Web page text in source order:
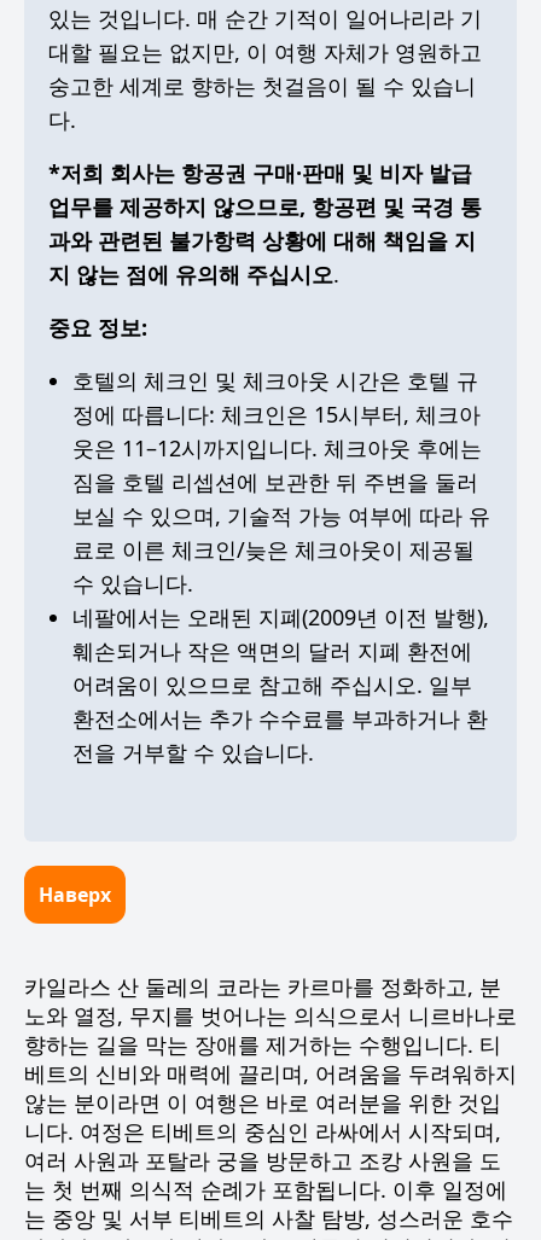
있는 것입니다. 매 순간 기적이 일어나리라 기
대할 필요는 없지만, 이 여행 자체가 영원하고
숭고한 세계로 향하는 첫걸음이 될 수 있습니
다.
*저희 회사는 항공권 구매·판매 및 비자 발급
업무를 제공하지 않으므로, 항공편 및 국경 통
과와 관련된 불가항력 상황에 대해 책임을 지
지 않는 점에 유의해 주십시오.
중요 정보:
호텔의 체크인 및 체크아웃 시간은 호텔 규
정에 따릅니다: 체크인은 15시부터, 체크아
웃은 11–12시까지입니다. 체크아웃 후에는
짐을 호텔 리셉션에 보관한 뒤 주변을 둘러
보실 수 있으며, 기술적 가능 여부에 따라 유
료로 이른 체크인/늦은 체크아웃이 제공될
수 있습니다.
네팔에서는 오래된 지폐(2009년 이전 발행),
훼손되거나 작은 액면의 달러 지폐 환전에
어려움이 있으므로 참고해 주십시오. 일부
환전소에서는 추가 수수료를 부과하거나 환
전을 거부할 수 있습니다.
Наверх
카일라스 산 둘레의 코라는 카르마를 정화하고, 분
노와 열정, 무지를 벗어나는 의식으로서 니르바나로
향하는 길을 막는 장애를 제거하는 수행입니다. 티
베트의 신비와 매력에 끌리며, 어려움을 두려워하지
않는 분이라면 이 여행은 바로 여러분을 위한 것입
니다. 여정은 티베트의 중심인 라싸에서 시작되며,
여러 사원과 포탈라 궁을 방문하고 조캉 사원을 도
는 첫 번째 의식적 순례가 포함됩니다. 이후 일정에
는 중앙 및 서부 티베트의 사찰 탐방, 성스러운 호수